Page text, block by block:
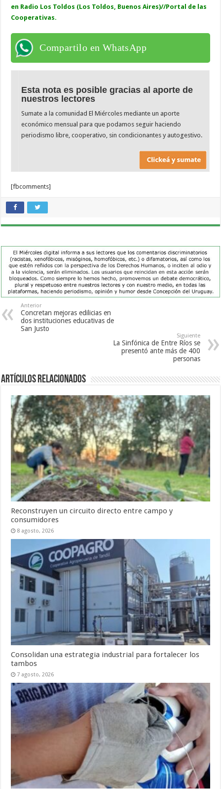
en Radio Los Toldos (Los Toldos, Buenos Aires)//Portal de las
Cooperativas.
Compartilo en WhatsApp
Esta nota es posible gracias al aporte de
nuestros lectores
Sumate a la comunidad El Miércoles mediante un aporte
económico mensual para que podamos seguir haciendo
periodismo libre, cooperativo, sin condicionantes y autogestivo.
[fbcomments]
Anterior
Concretan mejoras edilicias en
dos instituciones educativas de
San Justo
Siguiente
La Sinfónica de Entre Ríos se
presentó ante más de 400
personas
Artículos Relacionados
Reconstruyen un circuito directo entre campo y
consumidores
8 agosto, 2026
Consolidan una estrategia industrial para fortalecer los
tambos
7 agosto, 2026